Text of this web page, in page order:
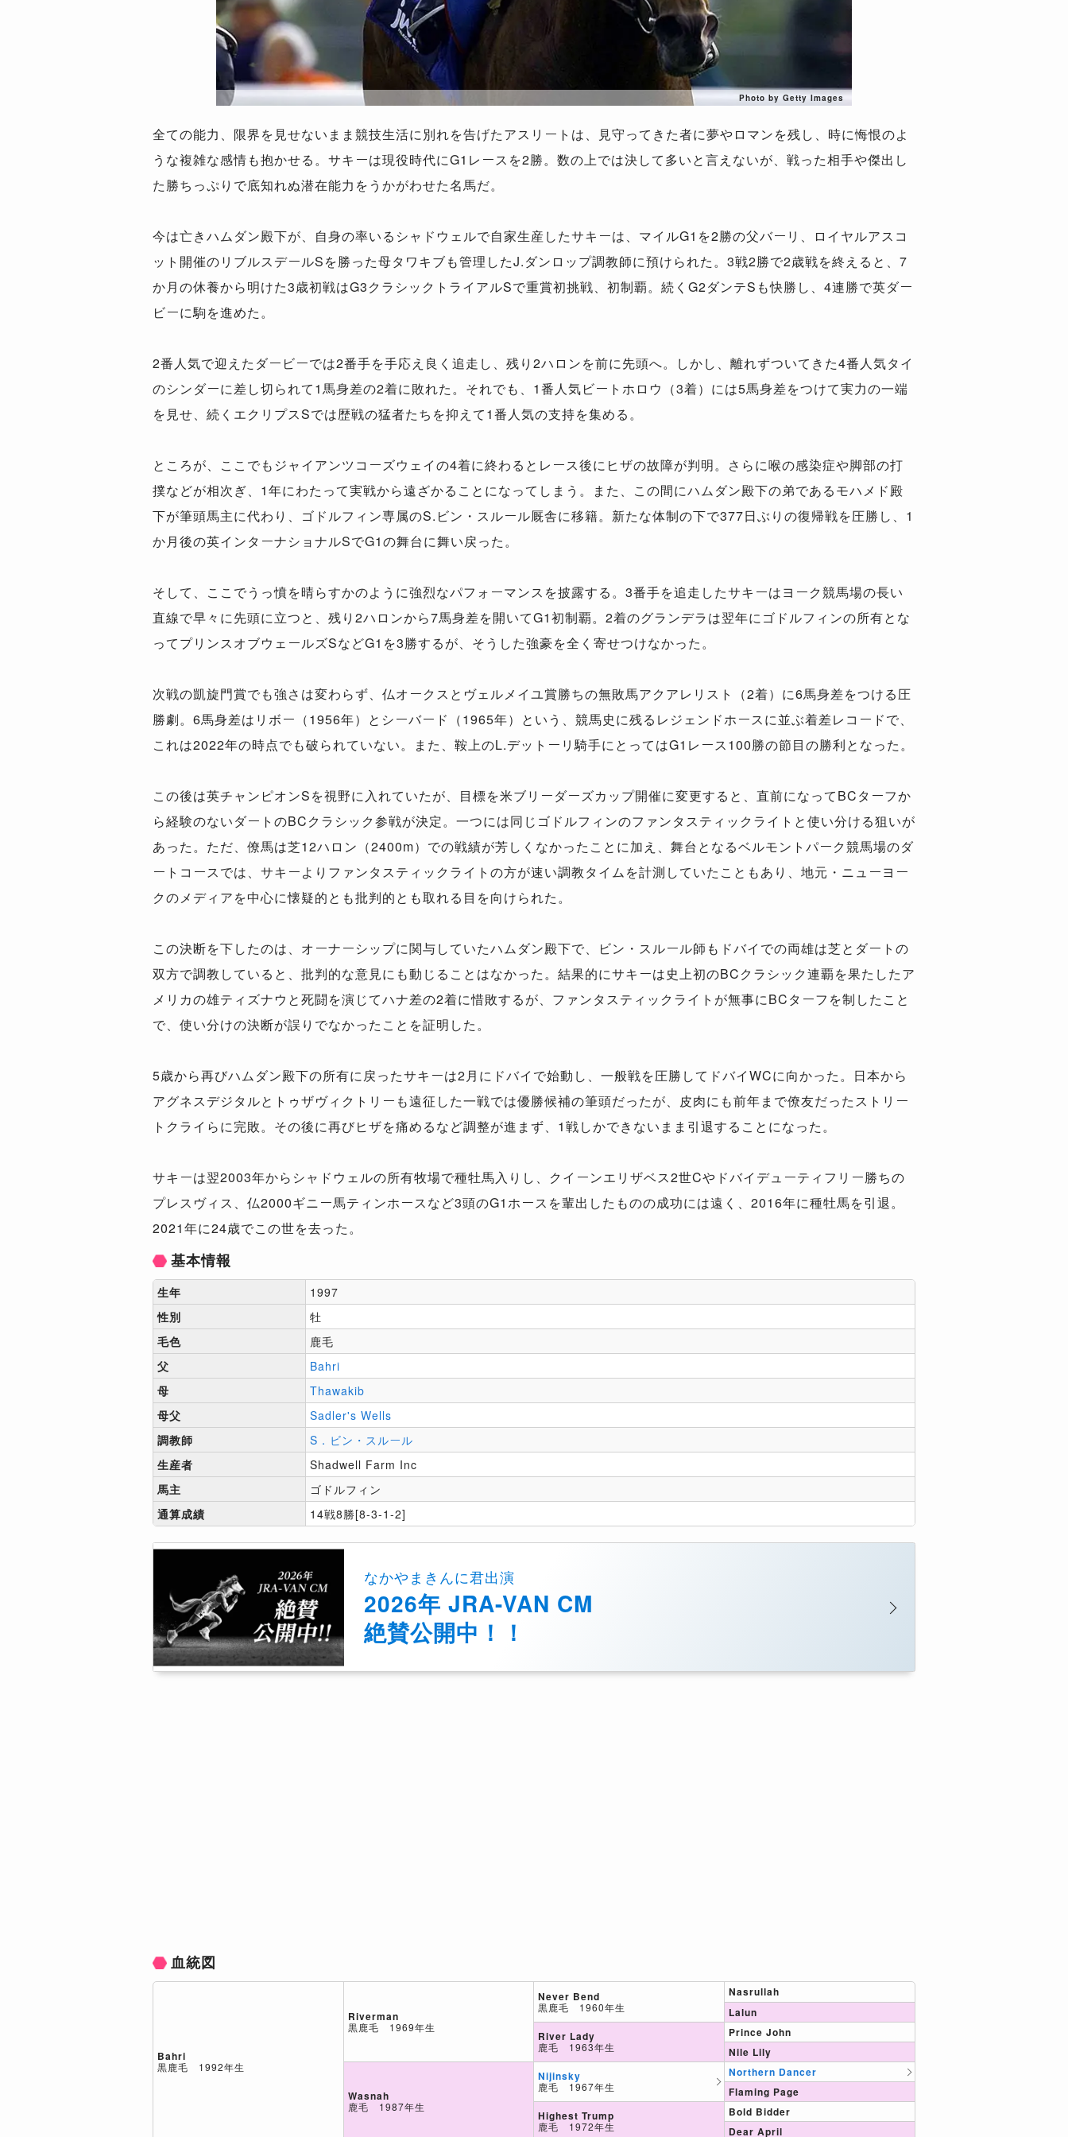
Photo by Getty Images
全ての能力、限界を見せないまま競技生活に別れを告げたアスリートは、見守ってきた者に夢やロマンを残し、時に悔恨のよ
うな複雑な感情も抱かせる。サキーは現役時代にG1レースを2勝。数の上では決して多いと言えないが、戦った相手や傑出し
た勝ちっぷりで底知れぬ潜在能力をうかがわせた名馬だ。
今は亡きハムダン殿下が、自身の率いるシャドウェルで自家生産したサキーは、マイルG1を2勝の父バーリ、ロイヤルアスコ
ット開催のリブルスデールSを勝った母タワキブも管理したJ.ダンロップ調教師に預けられた。3戦2勝で2歳戦を終えると、7
か月の休養から明けた3歳初戦はG3クラシックトライアルSで重賞初挑戦、初制覇。続くG2ダンテSも快勝し、4連勝で英ダー
ビーに駒を進めた。
2番人気で迎えたダービーでは2番手を手応え良く追走し、残り2ハロンを前に先頭へ。しかし、離れずついてきた4番人気タイ
のシンダーに差し切られて1馬身差の2着に敗れた。それでも、1番人気ビートホロウ（3着）には5馬身差をつけて実力の一端
を見せ、続くエクリプスSでは歴戦の猛者たちを抑えて1番人気の支持を集める。
ところが、ここでもジャイアンツコーズウェイの4着に終わるとレース後にヒザの故障が判明。さらに喉の感染症や脚部の打
撲などが相次ぎ、1年にわたって実戦から遠ざかることになってしまう。また、この間にハムダン殿下の弟であるモハメド殿
下が筆頭馬主に代わり、ゴドルフィン専属のS.ビン・スルール厩舎に移籍。新たな体制の下で377日ぶりの復帰戦を圧勝し、1
か月後の英インターナショナルSでG1の舞台に舞い戻った。
そして、ここでうっ憤を晴らすかのように強烈なパフォーマンスを披露する。3番手を追走したサキーはヨーク競馬場の長い
直線で早々に先頭に立つと、残り2ハロンから7馬身差を開いてG1初制覇。2着のグランデラは翌年にゴドルフィンの所有とな
ってプリンスオブウェールズSなどG1を3勝するが、そうした強豪を全く寄せつけなかった。
次戦の凱旋門賞でも強さは変わらず、仏オークスとヴェルメイユ賞勝ちの無敗馬アクアレリスト（2着）に6馬身差をつける圧
勝劇。6馬身差はリボー（1956年）とシーバード（1965年）という、競馬史に残るレジェンドホースに並ぶ着差レコードで、
これは2022年の時点でも破られていない。また、鞍上のL.デットーリ騎手にとってはG1レース100勝の節目の勝利となった。
この後は英チャンピオンSを視野に入れていたが、目標を米ブリーダーズカップ開催に変更すると、直前になってBCターフか
ら経験のないダートのBCクラシック参戦が決定。一つには同じゴドルフィンのファンタスティックライトと使い分ける狙いが
あった。ただ、僚馬は芝12ハロン（2400m）での戦績が芳しくなかったことに加え、舞台となるベルモントパーク競馬場のダ
ートコースでは、サキーよりファンタスティックライトの方が速い調教タイムを計測していたこともあり、地元・ニューヨー
クのメディアを中心に懐疑的とも批判的とも取れる目を向けられた。
この決断を下したのは、オーナーシップに関与していたハムダン殿下で、ビン・スルール師もドバイでの両雄は芝とダートの
双方で調教していると、批判的な意見にも動じることはなかった。結果的にサキーは史上初のBCクラシック連覇を果たしたア
メリカの雄ティズナウと死闘を演じてハナ差の2着に惜敗するが、ファンタスティックライトが無事にBCターフを制したこと
で、使い分けの決断が誤りでなかったことを証明した。
5歳から再びハムダン殿下の所有に戻ったサキーは2月にドバイで始動し、一般戦を圧勝してドバイWCに向かった。日本から
アグネスデジタルとトゥザヴィクトリーも遠征した一戦では優勝候補の筆頭だったが、皮肉にも前年まで僚友だったストリー
トクライらに完敗。その後に再びヒザを痛めるなど調整が進まず、1戦しかできないまま引退することになった。
サキーは翌2003年からシャドウェルの所有牧場で種牡馬入りし、クイーンエリザベス2世Cやドバイデューティフリー勝ちの
プレスヴィス、仏2000ギニー馬ティンホースなど3頭のG1ホースを輩出したものの成功には遠く、2016年に種牡馬を引退。
2021年に24歳でこの世を去った。
基本情報
生年
1997
性別
牡
毛色
鹿毛
父
Bahri
母
Thawakib
母父
Sadler's Wells
調教師
S．ビン・スルール
生産者
Shadwell Farm Inc
馬主
ゴドルフィン
通算成績
14戦8勝[8-3-1-2]
なかやまきんに君出演
2026年 JRA-VAN CM
絶賛公開中！！
血統図
Bahri
黒鹿毛 1992年生
Riverman
黒鹿毛 1969年生
Wasnah
鹿毛 1987年生
Never Bend
黒鹿毛 1960年生
River Lady
鹿毛 1963年生
Nijinsky
鹿毛 1967年生
Highest Trump
鹿毛 1972年生
Nasrullah
Lalun
Prince John
Nile Lily
Northern Dancer
Flaming Page
Bold Bidder
Dear April